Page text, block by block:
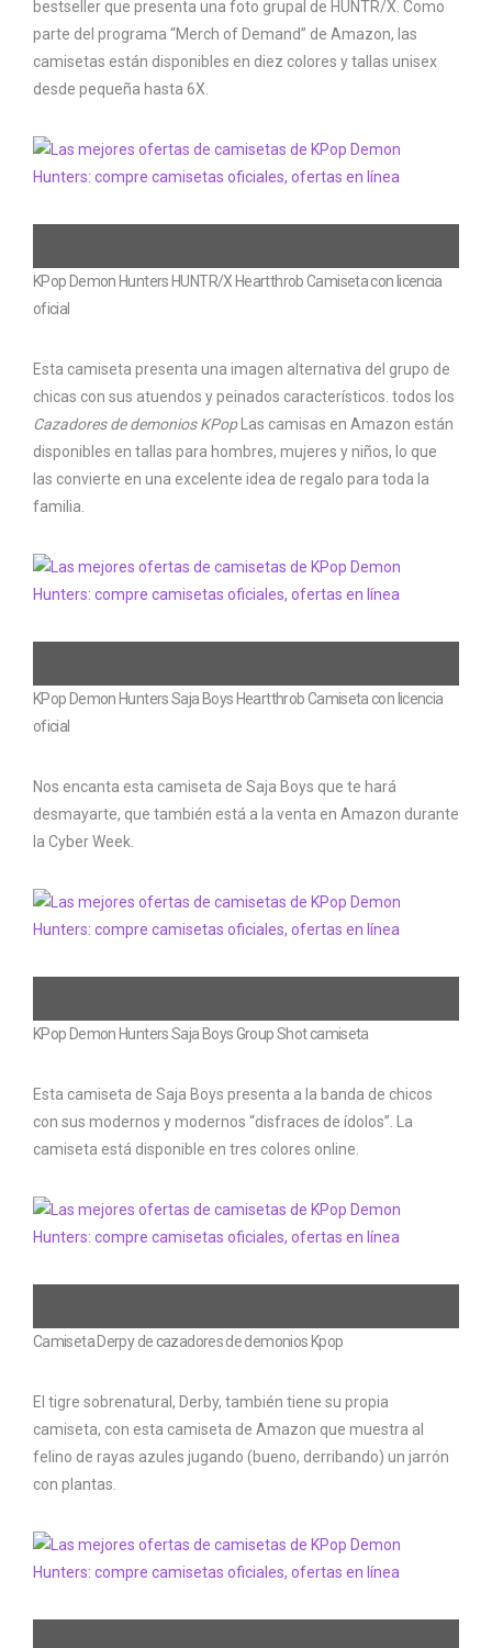
bestseller que presenta una foto grupal de HUNTR/X. Como
parte del programa “Merch of Demand” de Amazon, las
camisetas están disponibles en diez colores y tallas unisex
desde pequeña hasta 6X.
KPop Demon Hunters HUNTR/X Heartthrob Camiseta con licencia
oficial
Esta camiseta presenta una imagen alternativa del grupo de
chicas con sus atuendos y peinados característicos. todos los
Cazadores de demonios KPopLas camisas en Amazon están
disponibles en tallas para hombres, mujeres y niños, lo que
las convierte en una excelente idea de regalo para toda la
familia.
KPop Demon Hunters Saja Boys Heartthrob Camiseta con licencia
oficial
Nos encanta esta camiseta de Saja Boys que te hará
desmayarte, que también está a la venta en Amazon durante
la Cyber ​​​​Week.
KPop Demon Hunters Saja Boys Group Shot camiseta
Esta camiseta de Saja Boys presenta a la banda de chicos
con sus modernos y modernos “disfraces de ídolos”. La
camiseta está disponible en tres colores online.
Camiseta Derpy de cazadores de demonios Kpop
El tigre sobrenatural, Derby, también tiene su propia
camiseta, con esta camiseta de Amazon que muestra al
felino de rayas azules jugando (bueno, derribando) un jarrón
con plantas.